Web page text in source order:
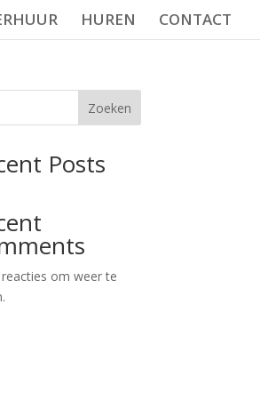
HUREN CONTACT
Zoeken
Posts
reacties om weer te